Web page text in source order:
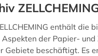
ZELLCHEMING
enthält die
der Papier-
Gebiete beschäftigt. Es